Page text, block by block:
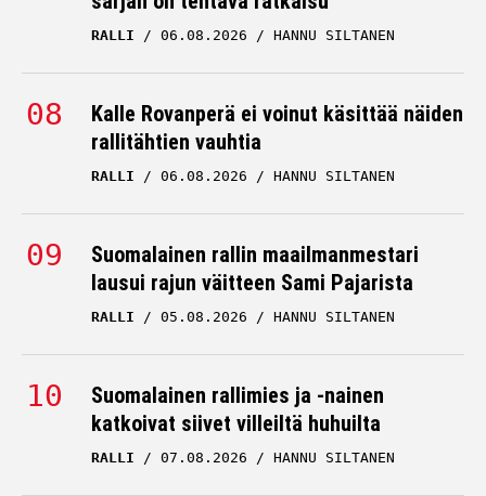
RALLI 06.08.2026 HANNU SILTANEN
Kalle Rovanperä ei voinut käsittää näiden
rallitähtien vauhtia
RALLI 06.08.2026 HANNU SILTANEN
Suomalainen rallin maailmanmestari
lausui rajun väitteen Sami Pajarista
RALLI 05.08.2026 HANNU SILTANEN
Suomalainen rallimies ja -nainen
katkoivat siivet villeiltä huhuilta
RALLI 07.08.2026 HANNU SILTANEN